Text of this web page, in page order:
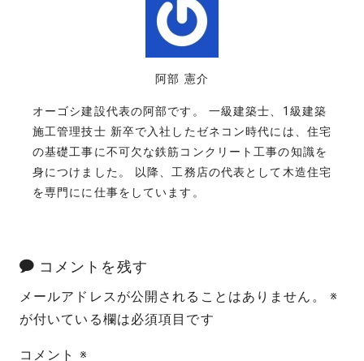
阿部 憲介
オーゴシ建設代表の阿部です。 一級建築士、1級建築
施工管理技士 新卒で入社したゼネコン時代には、住宅
の基礎工事に不可欠な鉄筋コンクリート工事の知識を
身につけました。 以降、工務店の代表として木造住宅
を専門にに仕事をしています。
コメントを残す
メールアドレスが公開されることはありません。
※
が付いている欄は必須項目です
コメント ※